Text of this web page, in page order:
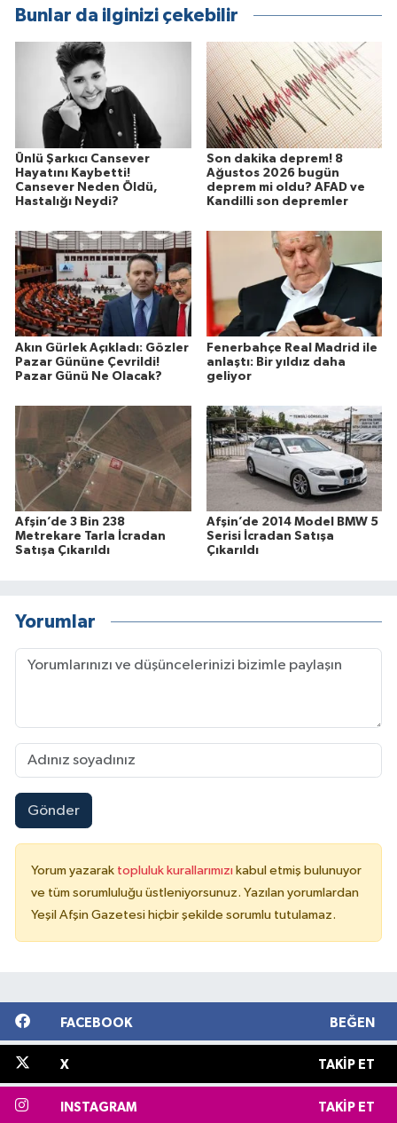
Bunlar da ilginizi çekebilir
Ünlü Şarkıcı Cansever
Hayatını Kaybetti!
Cansever Neden Öldü,
Hastalığı Neydi?
Son dakika deprem! 8
Ağustos 2026 bugün
deprem mi oldu? AFAD ve
Kandilli son depremler
Akın Gürlek Açıkladı: Gözler
Pazar Gününe Çevrildi!
Pazar Günü Ne Olacak?
Fenerbahçe Real Madrid ile
anlaştı: Bir yıldız daha
geliyor
Afşin’de 3 Bin 238
Metrekare Tarla İcradan
Satışa Çıkarıldı
Afşin’de 2014 Model BMW 5
Serisi İcradan Satışa
Çıkarıldı
Yorumlar
Gönder
Yorum yazarak topluluk kurallarımızı kabul etmiş bulunuyor
ve tüm sorumluluğu üstleniyorsunuz. Yazılan yorumlardan
Yeşil Afşin Gazetesi hiçbir şekilde sorumlu tutulamaz.
FACEBOOK BEĞEN
X TAKIP ET
INSTAGRAM TAKIP ET